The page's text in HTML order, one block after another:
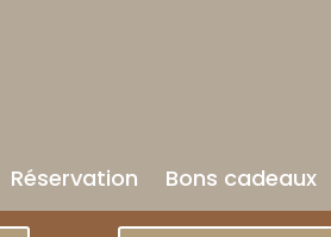
Réservation Bons cadeaux